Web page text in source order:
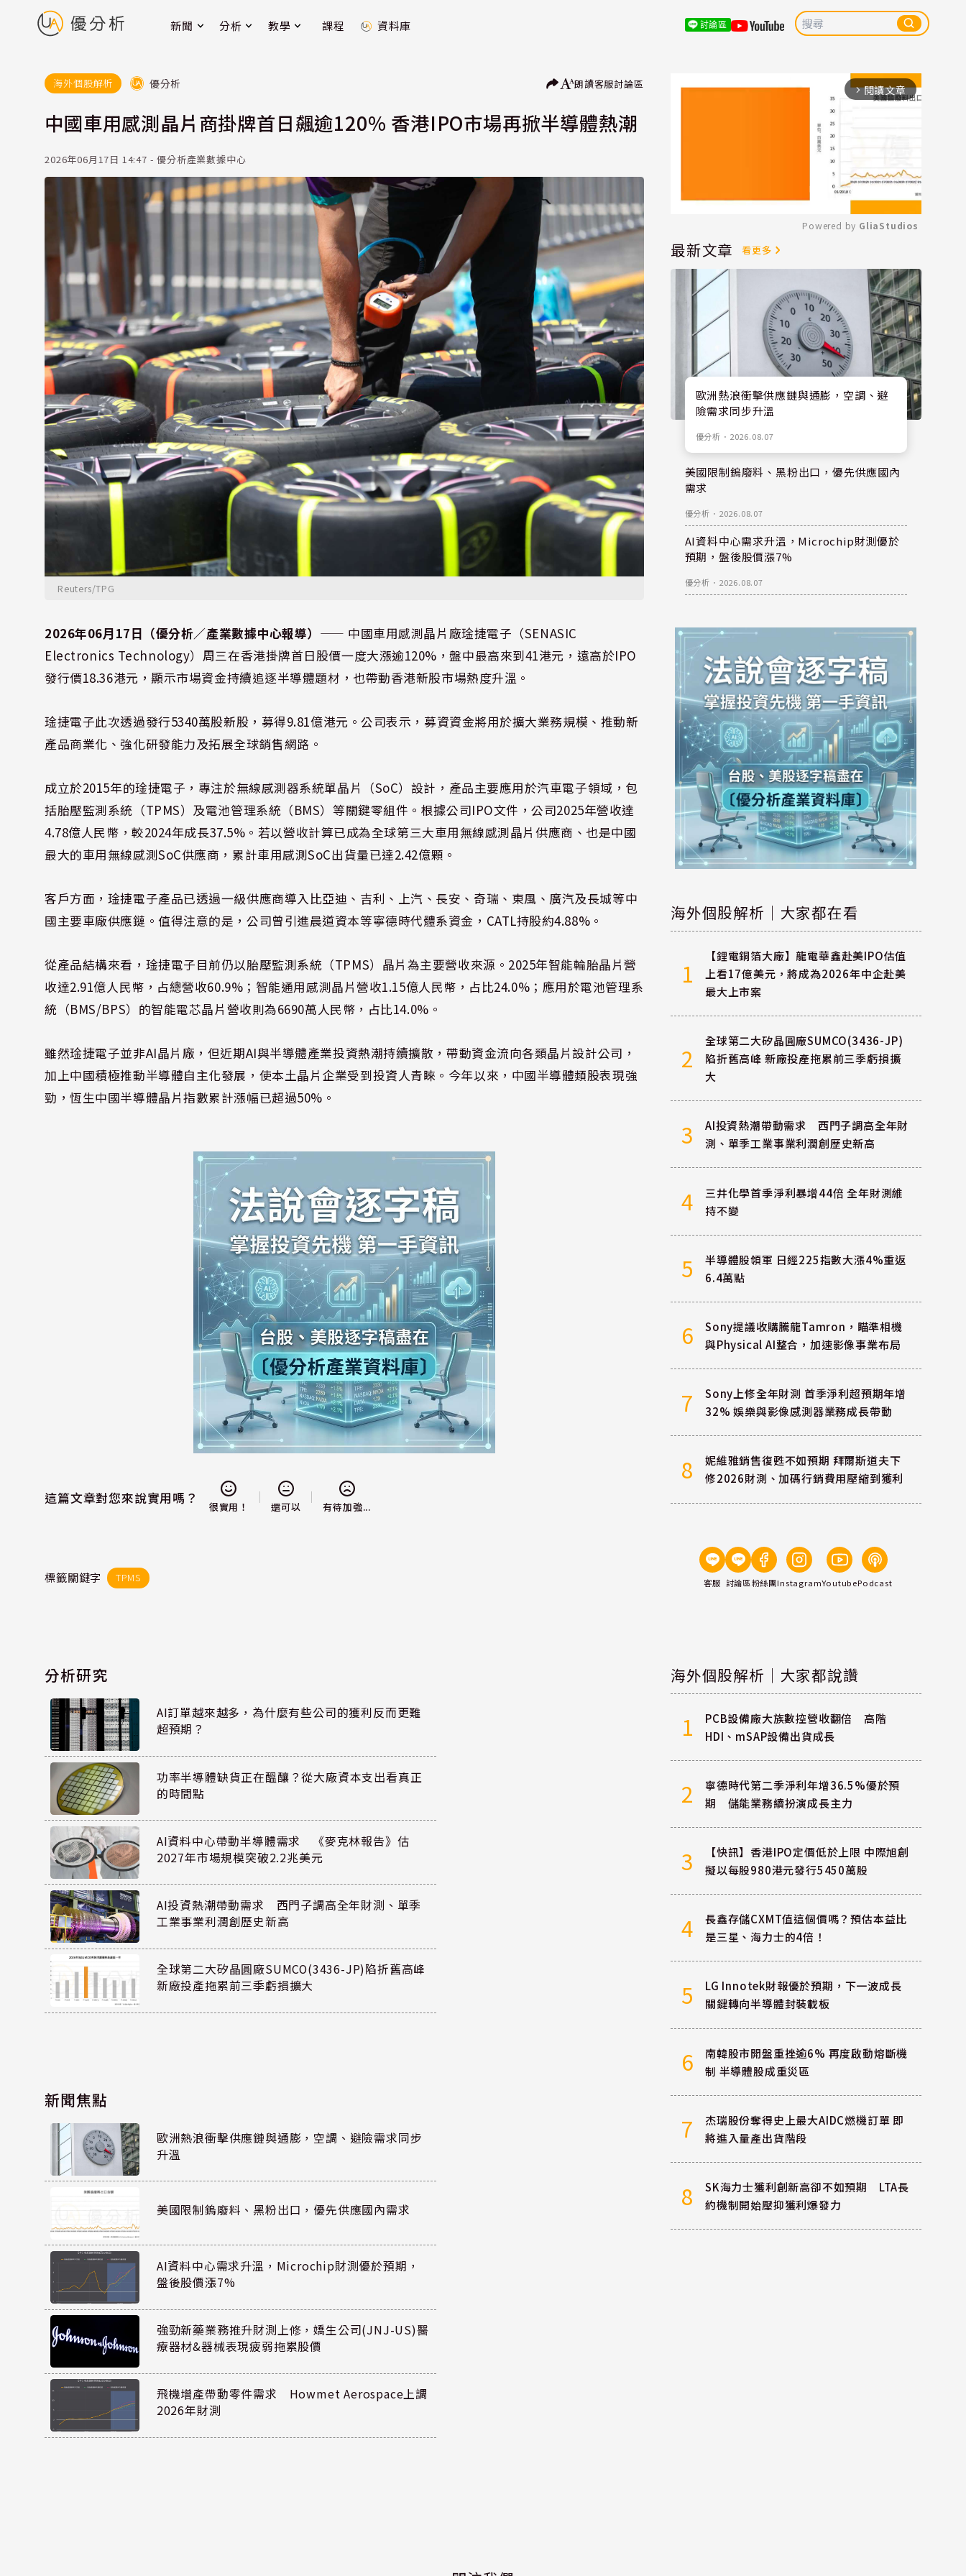
新聞 分析 教學 課程 資料庫 討論區
海外個股解析 優分析 朗讀客服討論區
中國車用感測晶片商掛牌首日飆逾120% 香港IPO市場再掀半導體熱潮
2026年06月17日 14:47 - 優分析產業數據中心
Reuters/TPG
2026年06月17日（優分析／產業數據中心報導） ⸺ 中國車用感測晶片廠琻捷電子（SENASIC
Electronics Technology）周三在香港掛牌首日股價一度大漲逾120%，盤中最高來到41港元，遠高於IPO
發行價18.36港元，顯示市場資金持續追逐半導體題材，也帶動香港新股市場熱度升溫。
琻捷電子此次透過發行5340萬股新股，募得9.81億港元。公司表示，募資資金將用於擴大業務規模、推動新
產品商業化、強化研發能力及拓展全球銷售網路。
成立於2015年的琻捷電子，專注於無線感測器系統單晶片（SoC）設計，產品主要應用於汽車電子領域，包
括胎壓監測系統（TPMS）及電池管理系統（BMS）等關鍵零組件。根據公司IPO文件，公司2025年營收達
4.78億人民幣，較2024年成長37.5%。若以營收計算已成為全球第三大車用無線感測晶片供應商、也是中國
最大的車用無線感測SoC供應商，累計車用感測SoC出貨量已達2.42億顆。
客戶方面，琻捷電子產品已透過一級供應商導入比亞迪、吉利、上汽、長安、奇瑞、東風、廣汽及長城等中
國主要車廠供應鏈。值得注意的是，公司曾引進晨道資本等寧德時代體系資金，CATL持股約4.88%。
從產品結構來看，琻捷電子目前仍以胎壓監測系統（TPMS）晶片為主要營收來源。2025年智能輪胎晶片營
收達2.91億人民幣，占總營收60.9%；智能通用感測晶片營收1.15億人民幣，占比24.0%；應用於電池管理系
統（BMS/BPS）的智能電芯晶片營收則為6690萬人民幣，占比14.0%。
雖然琻捷電子並非AI晶片廠，但近期AI與半導體產業投資熱潮持續擴散，帶動資金流向各類晶片設計公司，
加上中國積極推動半導體自主化發展，使本土晶片企業受到投資人青睞。今年以來，中國半導體類股表現強
勁，恆生中國半導體晶片指數累計漲幅已超過50%。
這篇文章對您來說實用嗎？
很實用！ 還可以 有待加強...
標籤關鍵字 TPMS
分析研究
AI訂單越來越多，為什麼有些公司的獲利反而更難
超預期？
功率半導體缺貨正在醞釀？從大廠資本支出看真正
的時間點
AI資料中心帶動半導體需求 《麥克林報告》估
2027年市場規模突破2.2兆美元
AI投資熱潮帶動需求 西門子調高全年財測、單季
工業事業利潤創歷史新高
全球第二大矽晶圓廠SUMCO(3436-JP)陷折舊高峰
新廠投產拖累前三季虧損擴大
新聞焦點
歐洲熱浪衝擊供應鏈與通膨，空調、避險需求同步
升溫
美國限制鎢廢料、黑粉出口，優先供應國內需求
AI資料中心需求升溫，Microchip財測優於預期，
盤後股價漲7%
強勁新藥業務推升財測上修，嬌生公司(JNJ-US)醫
療器材&器械表現疲弱拖累股價
飛機增產帶動零件需求 Howmet Aerospace上調
2026年財測
arrow_forward_ios 閱讀文章
Mute
Powered by GliaStudios
最新文章 看更多
歐洲熱浪衝擊供應鏈與通膨，空調、避
險需求同步升溫
優分析 ． 2026.08.07
美國限制鎢廢料、黑粉出口，優先供應國內
需求
優分析 ． 2026.08.07
AI資料中心需求升溫，Microchip財測優於
預期，盤後股價漲7%
優分析 ． 2026.08.07
海外個股解析｜大家都在看
1
【鋰電銅箔大廠】龍電華鑫赴美IPO估值
上看17億美元，將成為2026年中企赴美
最大上市案
2
全球第二大矽晶圓廠SUMCO(3436-JP)
陷折舊高峰 新廠投產拖累前三季虧損擴
大
3
AI投資熱潮帶動需求 西門子調高全年財
測、單季工業事業利潤創歷史新高
4
三井化學首季淨利暴增44倍 全年財測維
持不變
5
半導體股領軍 日經225指數大漲4%重返
6.4萬點
6
Sony提議收購騰龍Tamron，瞄準相機
與Physical AI整合，加速影像事業布局
7
Sony上修全年財測 首季淨利超預期年增
32% 娛樂與影像感測器業務成長帶動
8
妮維雅銷售復甦不如預期 拜爾斯道夫下
修2026財測、加碼行銷費用壓縮到獲利
客服 討論區粉絲團InstagramYoutubePodcast
海外個股解析｜大家都說讚
1
PCB設備廠大族數控營收翻倍 高階
HDI、mSAP設備出貨成長
2
寧德時代第二季淨利年增36.5%優於預
期 儲能業務續扮演成長主力
3
【快訊】香港IPO定價低於上限 中際旭創
擬以每股980港元發行5450萬股
4
長鑫存儲CXMT值這個價嗎？預估本益比
是三星、海力士的4倍！
5
LG Innotek財報優於預期，下一波成長
關鍵轉向半導體封裝載板
6
南韓股市開盤重挫逾6% 再度啟動熔斷機
制 半導體股成重災區
7
杰瑞股份奪得史上最大AIDC燃機訂單 即
將進入量產出貨階段
8
SK海力士獲利創新高卻不如預期 LTA長
約機制開始壓抑獲利爆發力